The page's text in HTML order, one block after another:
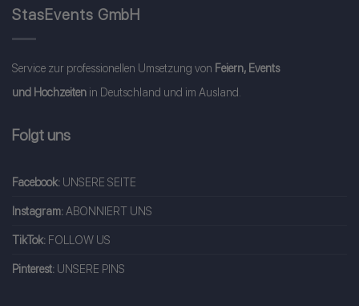
StasEvents GmbH
Service zur professionellen Umsetzung von Feiern, Events
und Hochzeiten in Deutschland und im Ausland.
Folgt uns
Facebook: UNSERE SEITE
Instagram:ABONNIERT UNS
TikTok: FOLLOW US
Pinterest: UNSERE PINS